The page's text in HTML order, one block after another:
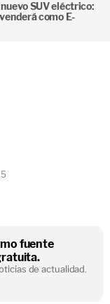
SUV eléctrico:
como E-
fuente
de actualidad.